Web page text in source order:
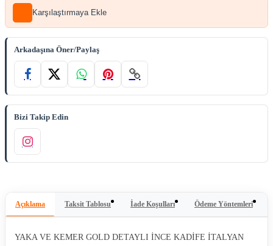
Karşılaştırmaya Ekle
Arkadaşına Öner/Paylaş
Bizi Takip Edin
Açıklama Taksit Tablosu İade Koşulları Ödeme Yöntemleri
YAKA VE KEMER GOLD DETAYLI İNCE KADİFE İTALYAN